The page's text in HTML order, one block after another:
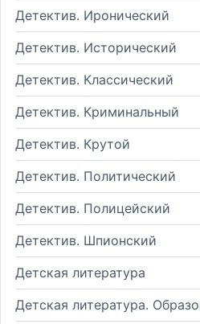
Детектив. Иронический
Детектив. Исторический
Детектив. Классический
Детектив. Криминальный
Детектив. Крутой
Детектив. Политический
Детектив. Полицейский
Детектив. Шпионский
Детская литература
Детская литература.